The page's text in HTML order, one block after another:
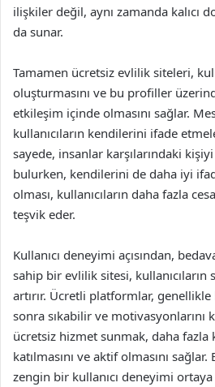
ilişkiler değil, aynı zamanda kalıcı
da sunar.
Tamamen ücretsiz evlilik siteleri,
oluşturmasını ve bu profiller
etkileşim içinde olmasını sağlar.
kullanıcıların kendilerini ifade
sayede, insanlar karşılarındaki
bulurken, kendilerini de daha iyi
olması, kullanıcıların daha fazla
teşvik eder.
Kullanıcı deneyimi açısından,
sahip bir evlilik sitesi, kullanıcıların
artırır. Ücretli platformlar, genellikle
sonra sıkabilir ve motivasyonlarını
ücretsiz hizmet sunmak, daha
katılmasını ve aktif olmasını
zengin bir kullanıcı deneyimi ortaya